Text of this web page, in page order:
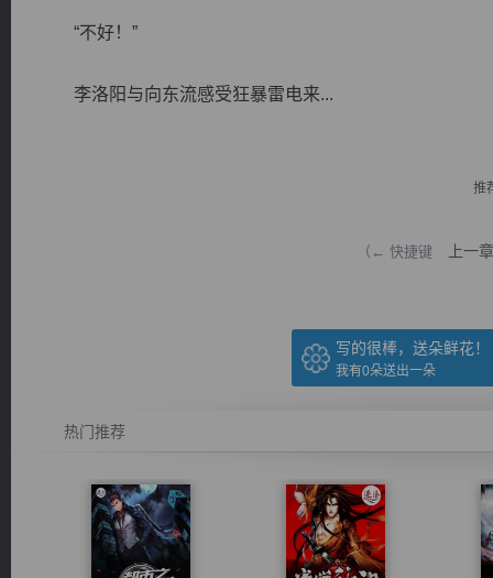
“不好！”
李洛阳与向东流感受狂暴雷电来...
推
（← 快捷键 上一章
写的很棒，送朵鲜花！
我有0朵送出一朵
热门推荐